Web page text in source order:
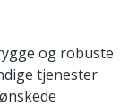
og robuste
tjenester